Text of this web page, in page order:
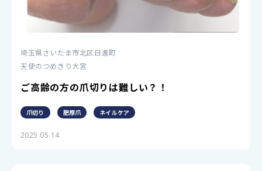
埼玉県さいたま市北区日進町
天使のつめきり大宮
ご高齢の方の爪切りは難しい？！
爪切り 肥厚爪 ネイルケア
2025.05.14